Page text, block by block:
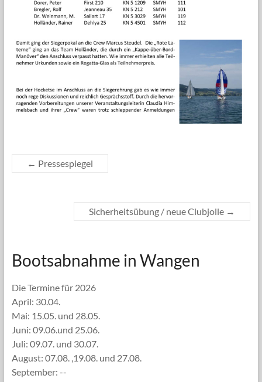
← Pressespiegel
Sicherheitsübung / neue Clubjolle →
Bootsabnahme in Wangen
Die Termine für 2026
April: 30.04.
Mai: 15.05. und 28.05.
Juni: 09.06.und 25.06.
Juli: 09.07. und 30.07.
August: 07.08. ,19.08. und 27.08.
September: --